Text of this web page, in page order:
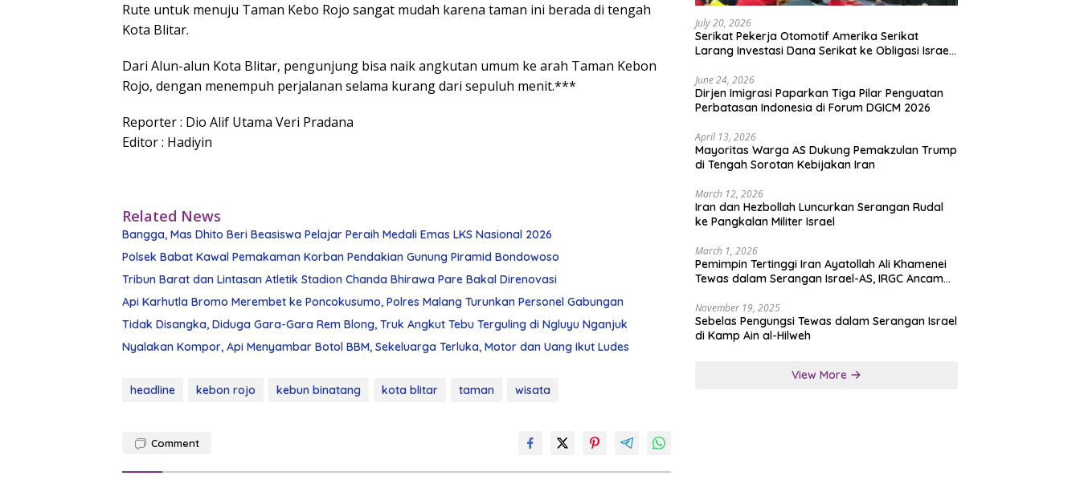
Rute untuk menuju Taman Kebo Rojo sangat mudah karena taman ini berada di tengah
Kota Blitar.
Dari Alun-alun Kota Blitar, pengunjung bisa naik angkutan umum ke arah Taman Kebon
Rojo, dengan menempuh perjalanan selama kurang dari sepuluh menit.***
Reporter : Dio Alif Utama Veri Pradana
Editor : Hadiyin
Related News
Bangga, Mas Dhito Beri Beasiswa Pelajar Peraih Medali Emas LKS Nasional 2026
Polsek Babat Kawal Pemakaman Korban Pendakian Gunung Piramid Bondowoso
Tribun Barat dan Lintasan Atletik Stadion Chanda Bhirawa Pare Bakal Direnovasi
Api Karhutla Bromo Merembet ke Poncokusumo, Polres Malang Turunkan Personel Gabungan
Tidak Disangka, Diduga Gara-Gara Rem Blong, Truk Angkut Tebu Terguling di Ngluyu Nganjuk
Nyalakan Kompor, Api Menyambar Botol BBM, Sekeluarga Terluka, Motor dan Uang Ikut Ludes
headline kebon rojo kebun binatang kota blitar taman wisata
Comment
July 20, 2026
Serikat Pekerja Otomotif Amerika Serikat
Larang Investasi Dana Serikat ke Obligasi Israel,
June 24, 2026
Dirjen Imigrasi Paparkan Tiga Pilar Penguatan
Perbatasan Indonesia di Forum DGICM 2026
April 13, 2026
Mayoritas Warga AS Dukung Pemakzulan Trump
di Tengah Sorotan Kebijakan Iran
March 12, 2026
Iran dan Hezbollah Luncurkan Serangan Rudal
ke Pangkalan Militer Israel
March 1, 2026
Pemimpin Tertinggi Iran Ayatollah Ali Khamenei
Tewas dalam Serangan Israel-AS, IRGC Ancam
November 19, 2025
Sebelas Pengungsi Tewas dalam Serangan Israel
di Kamp Ain al-Hilweh
View More